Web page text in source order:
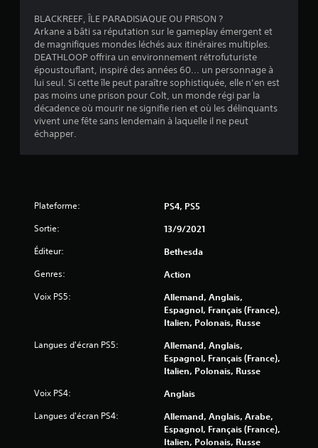
a
n
é
m
e
n
t
s
s
h
u
e
u
V
o
u
s
p
o
e
t
p
à
BLACKREEF, ÎLE PARADISIAQUE OU PRISON ?
Arkane a bâti sa réputation sur le gameplay émergent et
de magnifiques mondes léchés aux itinéraires multiples.
DEATHLOOP offrira un environnement rétrofuturiste
époustouflant, inspiré des années 60... un personnage à
lui seul. Si cette île peut paraître sophistiquée, elle n’en est
pas moins une prison pour Colt, un monde régi par la
décadence où mourir ne signifie rien et où les délinquants
vivent une fête sans lendemain à laquelle il ne peut
échapper.
Plateforme: PS4, PS5
Sortie: 13/9/2021
Éditeur: Bethesda
Genres: Action
Voix PS5:
Allemand, Anglais,
Espagnol, Français (France),
Italien, Polonais, Russe
Langues d'écran PS5:
Allemand, Anglais,
Espagnol, Français (France),
Italien, Polonais, Russe
Voix PS4: Anglais
Langues d'écran PS4:
Allemand, Anglais, Arabe,
Espagnol, Français (France),
Italien, Polonais, Russe